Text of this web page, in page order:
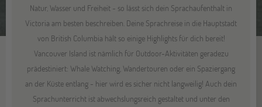
Natur, Wasser und Freiheit - so lässt sich dein Sprachaufenthalt in
Victoria am besten beschreiben. Deine Sprachreise in die Hauptstadt
von British Columbia hält so einige Highlights für dich bereit!
Vancouver Island ist nämlich für Outdoor-Aktivitäten geradezu
prädestiniert: Whale Watching, Wandertouren oder ein Spaziergang
an der Küste entlang - hier wird es sicher nicht langweilig! Auch dein
Sprachunterricht ist abwechslungsreich gestaltet und unter den